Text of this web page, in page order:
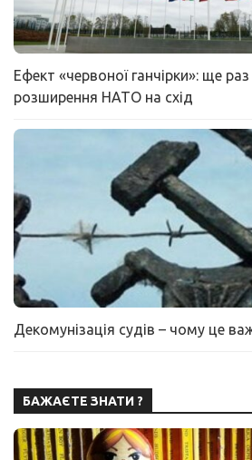
Ефект «червоної ганчірки»: ще
розширення НАТО на схід
Декомунізація судів – чому це
БАЖАЄТЕ ЗНАТИ ?